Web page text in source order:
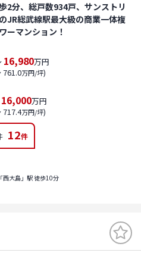
2分、総戸数934戸、サンストリ
JR総武線駅最大級の商業一体複
ーマンション！
16,980万円
761.0万円/坪)
16,000万円
717.4万円/坪)
12件
西大島」駅 徒歩10分